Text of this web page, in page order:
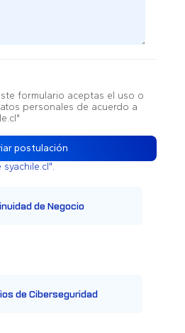
formulario aceptas el uso o
personales de acuerdo a
de Negocio
de Ciberseguridad